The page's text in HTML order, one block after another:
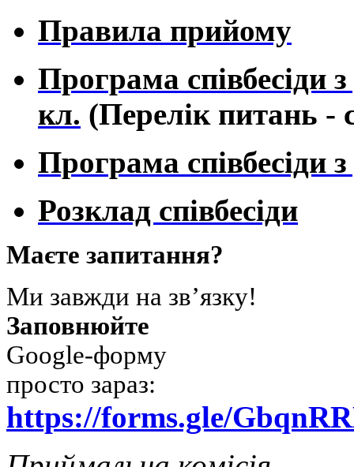
Правила прийому
Програма співбесіди
кл. (Перелік питань -
Програма співбесіди
Розклад співбесіди
Маєте запитання?
Ми завжди на зв’язку!
Заповнюйте
Google-форму
просто зараз:
https://forms.gle/